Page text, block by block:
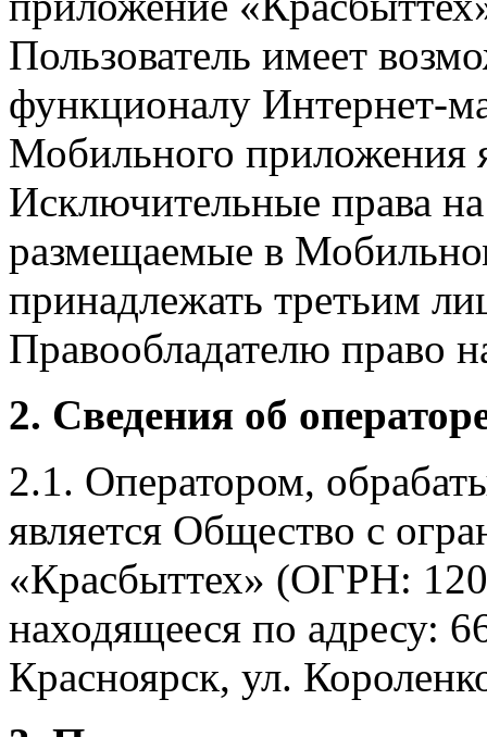
Пользователь имеет
функционалу Интернет-
Мобильного приложения
Исключительные права
размещаемые в
принадлежать третьим
Правообладателю право
2. Сведения об
2.1. Оператором,
является Общество с
«Красбыттех» (ОГРН:
находящееся по адресу:
Красноярск, ул.